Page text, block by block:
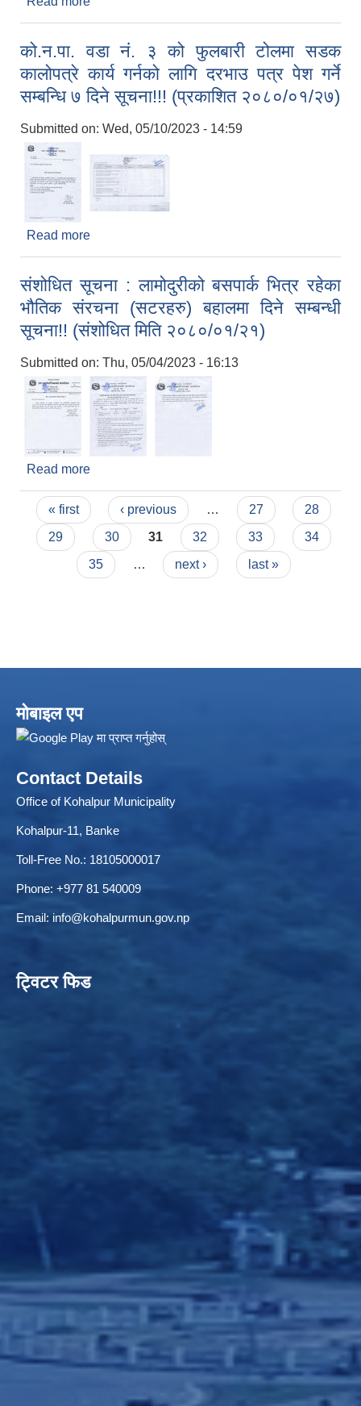
सूचना!!! (प्रकाशित २०८०/०१/२८)
को.न.पा. वडा नं. ३ को फुलबारी टोलमा सडक
कालोपत्रे कार्य गर्नको लागि दरभाउ पत्र पेश गर्ने
सम्बन्धि ७ दिने सूचना!!! (प्रकाशित २०८०/०१/२७)
Submitted on: Wed, 05/10/2023 - 14:59
Read more
संशोधित सूचना : लामोदुरीको बसपार्क भित्र रहेका
भौतिक संरचना (सटरहरु) बहालमा दिने सम्बन्धी
सूचना!! (संशोधित मिति २०८०/०१/२१)
Submitted on: Thu, 05/04/2023 - 16:13
Read more
(संशोधित मिति २०८०/०१/२१)
Pages
« first ‹ previous … 27
28
29
30 31 32 33
34
35
… next › last »
मोबाइल एप
Contact Details
Office of Kohalpur Municipality
Kohalpur-11, Banke
Toll-Free No.: 18105000017
Phone: +977 81 540009
Email: info@kohalpurmun.gov.np
ट्विटर फिड